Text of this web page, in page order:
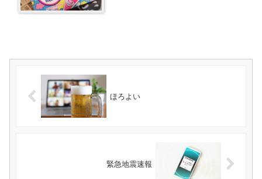
ほろよい
緊急地震速報